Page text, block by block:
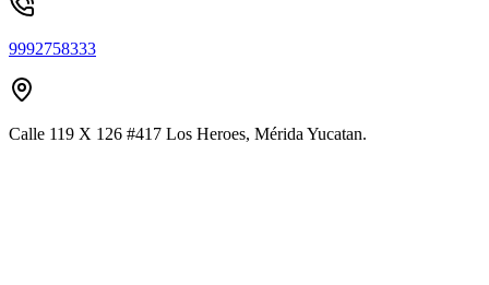
9992758333
Calle 119 X 126 #417 Los Heroes, Mérida Yucatan.